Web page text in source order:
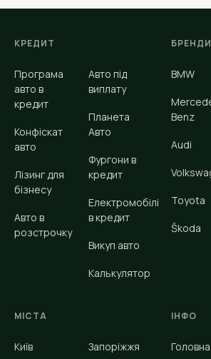
КРЕДИТ
Програма
авто в
кредит
Конфіскат
авто
Лізинг для
бізнесу
Авто в
розстрочку
Авто під
виплату
Планета
Авто
Фургони в
кредит
Електромобілі
в кредит
Викуп авто
Калькулятор
BMW
Benz
Audi
Toyota
Škoda
МІСТА
Київ Запоріжжя
ІНФО
Головна